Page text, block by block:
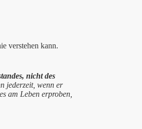
verstehen kann.
nicht des
jederzeit, wenn er
am Leben erproben,